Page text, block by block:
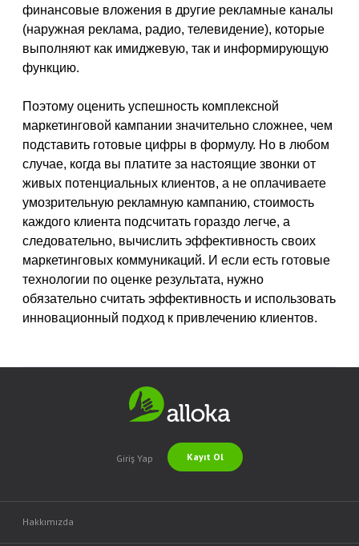
финансовые вложения в другие рекламные каналы
(наружная реклама, радио, телевидение), которые
выполняют как имиджевую, так и информирующую
функцию.
Поэтому оценить успешность комплексной
маркетинговой кампании значительно сложнее, чем
подставить готовые цифры в формулу. Но в любом
случае, когда вы платите за настоящие звонки от
живых потенциальных клиентов, а не оплачиваете
умозрительную рекламную кампанию, стоимость
каждого клиента подсчитать гораздо легче, а
следовательно, вычислить эффективность своих
маркетинговых коммуникаций. И если есть готовые
технологии по оценке результата, нужно
обязательно считать эффективность и использовать
инновационный подход к привлечению клиентов.
Giriş Yap Kayıt Ol
Hakkımızda